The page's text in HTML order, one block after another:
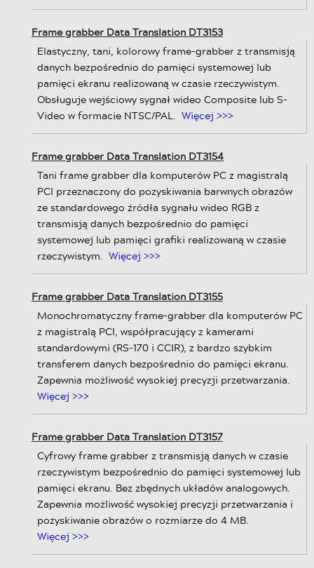
Frame grabber Data Translation DT3153
Elastyczny, tani, kolorowy frame-grabber z transmisją
danych bezpośrednio do pamięci systemowej lub
pamięci ekranu realizowaną w czasie rzeczywistym.
Obsługuje wejściowy sygnał wideo Composite lub S-
Video w formacie NTSC/PAL. Więcej >>>
Frame grabber Data Translation DT3154
Tani frame grabber dla komputerów PC z magistralą
PCI przeznaczony do pozyskiwania barwnych obrazów
ze standardowego źródła sygnału wideo RGB z
transmisją danych bezpośrednio do pamięci
systemowej lub pamięci grafiki realizowaną w czasie
rzeczywistym. Więcej >>>
Frame grabber Data Translation DT3155
Monochromatyczny frame-grabber dla komputerów PC
z magistralą PCI, współpracujący z kamerami
standardowymi (RS-170 i CCIR), z bardzo szybkim
transferem danych bezpośrednio do pamięci ekranu.
Zapewnia możliwość wysokiej precyzji przetwarzania.
Więcej >>>
Frame grabber Data Translation DT3157
Cyfrowy frame grabber z transmisją danych w czasie
rzeczywistym bezpośrednio do pamięci systemowej lub
pamięci ekranu. Bez zbędnych układów analogowych.
Zapewnia możliwość wysokiej precyzji przetwarzania i
pozyskiwanie obrazów o rozmiarze do 4 MB.
Więcej >>>